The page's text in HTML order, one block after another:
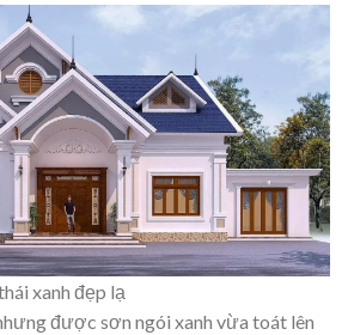
xanh đẹp lạ
được sơn ngói xanh vừa toát lên